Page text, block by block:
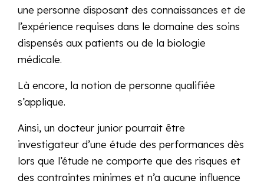
une personne disposant des connaissances et de
l’expérience requises dans le domaine des soins
dispensés aux patients ou de la biologie
médicale.
Là encore, la notion de personne qualifiée
s’applique.
Ainsi, un docteur junior pourrait être
investigateur d’une étude des performances dès
lors que l’étude ne comporte que des risques et
des contraintes minimes et n’a aucune influence